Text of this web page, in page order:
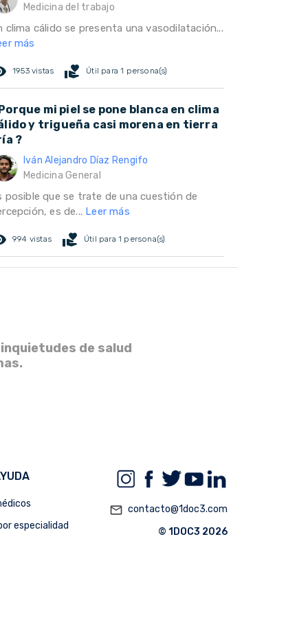
Medicina del trabajo
clima cálido se presenta una vasodilatación...
más
1953 vistas volunteer_activism Útil para 1 persona(s)
mi piel se pone blanca en clima
y trigueña casi morena en tierra
?
Iván Alejandro Díaz Rengifo
Medicina General
posible que se trate de una cuestión de
es de... Leer más
994 vistas volunteer_activism Útil para 1 persona(s)
de salud
especialidad
mail_outline contacto@1doc3.com
© 1DOC3 2026